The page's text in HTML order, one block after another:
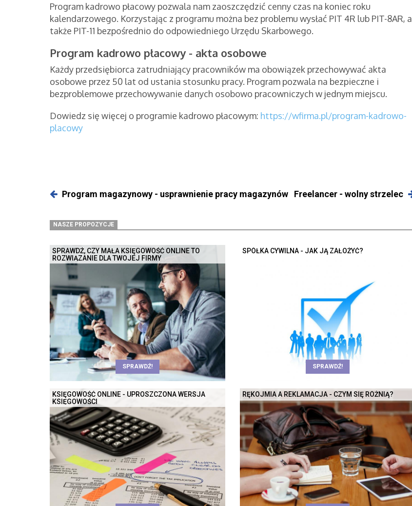
Program kadrowo płacowy pozwala nam zaoszczędzić cenny czas na koniec roku
kalendarzowego. Korzystając z programu można bez problemu wysłać PIT 4R lub PIT-8AR, a
także PIT-11 bezpośrednio do odpowiedniego Urzędu Skarbowego.
Program kadrowo płacowy - akta osobowe
Każdy przedsiębiorca zatrudniający pracowników ma obowiązek przechowywać akta
osobowe przez 50 lat od ustania stosunku pracy. Program pozwala na bezpieczne i
bezproblemowe przechowywanie danych osobowo pracowniczych w jednym miejscu.
Dowiedz się więcej o programie kadrowo płacowym: https://wfirma.pl/program-kadrowo-
placowy
Program magazynowy - usprawnienie pracy magazynów Freelancer - wolny strzelec
NASZE PROPOZYCJE
SPRAWDŹ, CZY MAŁA KSIĘGOWOŚĆ ONLINE TO
ROZWIĄZANIE DLA TWOJEJ FIRMY
SPRAWDŹ!
SPÓŁKA CYWILNA - JAK JĄ ZAŁOŻYĆ?
SPRAWDŹ!
KSIĘGOWOŚĆ ONLINE - UPROSZCZONA WERSJA
KSIĘGOWOŚCI
RĘKOJMIA A REKLAMACJA - CZYM SIĘ RÓŻNIĄ?